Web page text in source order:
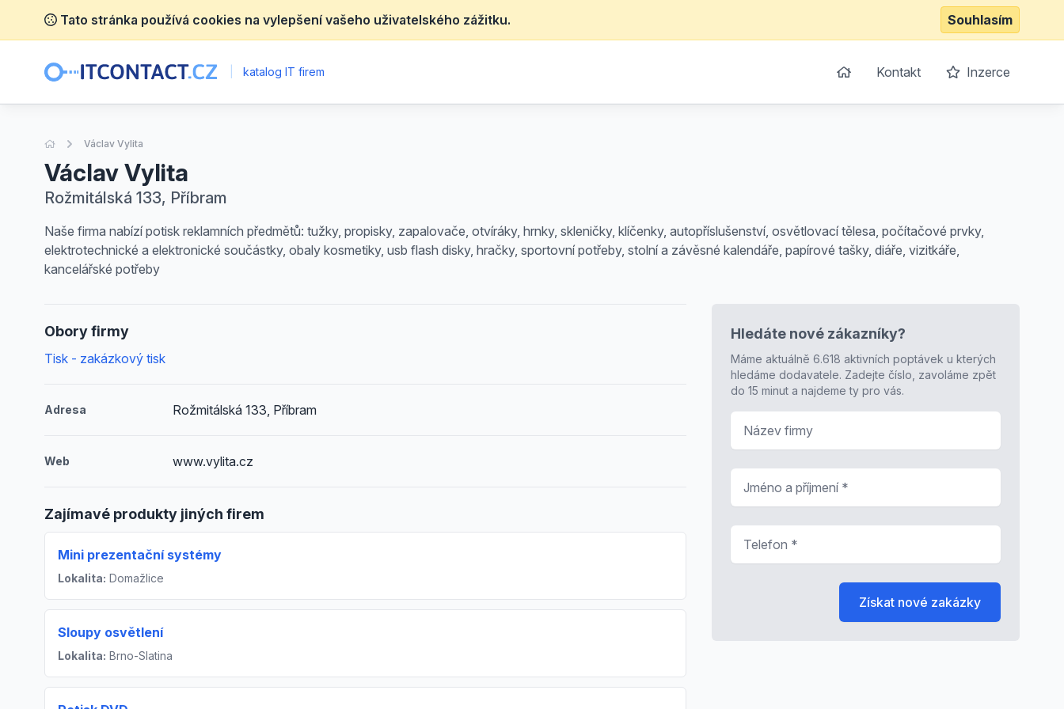
Tato stránka používá cookies na vylepšení vašeho uživatelského zážitku. Souhlasím
katalog IT firem Kontakt Inzerce
Úvodní stránka
Václav Vylita
Václav Vylita
Rožmitálská 133, Příbram
Naše firma nabízí potisk reklamních předmětů: tužky, propisky, zapalovače, otvíráky, hrnky, skleničky, klíčenky, autopříslušenství, osvětlovací tělesa, počítačové prvky,
elektrotechnické a elektronické součástky, obaly kosmetiky, usb flash disky, hračky, sportovní potřeby, stolní a závěsné kalendáře, papírové tašky, diáře, vizitkáře,
kancelářské potřeby
Obory firmy
Tisk - zakázkový tisk
Adresa Rožmitálská 133, Příbram
Web www.vylita.cz
Zajímavé produkty jiných firem
Mini prezentační systémy
Lokalita: Domažlice
Sloupy osvětlení
Lokalita: Brno-Slatina
Hledáte nové zákazníky?
Máme aktuálně 6.618 aktivních poptávek u kterých
hledáme dodavatele. Zadejte číslo, zavoláme zpět
do 15 minut a najdeme ty pro vás.
Získat nové zakázky